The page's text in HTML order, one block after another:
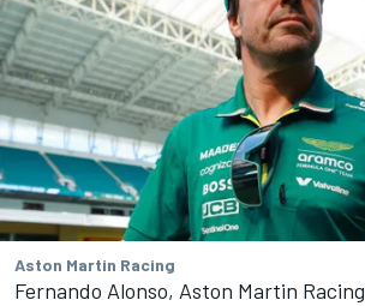
Aston Martin Racing
Fernando Alonso, Aston Martin Racing